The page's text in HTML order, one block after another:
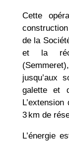
Cette
de la
et la
jusqu’aux
galette et
3 km de
L’énergie